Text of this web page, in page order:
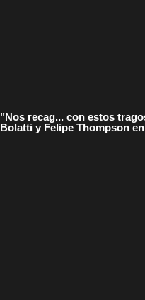
"Nos recag... con estos
Bolatti y Felipe Thompson